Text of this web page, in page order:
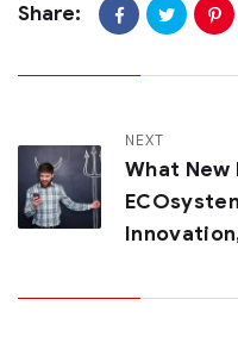
Share:
NEXT
What New